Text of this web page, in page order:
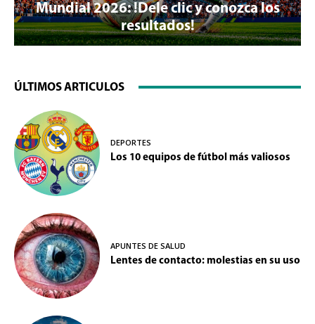
Mundial 2026: !Dele clic y conozca los
resultados!
ÚLTIMOS ARTICULOS
DEPORTES
Los 10 equipos de fútbol más valiosos
APUNTES DE SALUD
Lentes de contacto: molestias en su uso